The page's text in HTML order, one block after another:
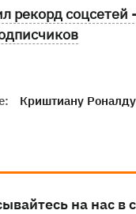
рекорд соцсетей
Криштиану Роналду
на нас в